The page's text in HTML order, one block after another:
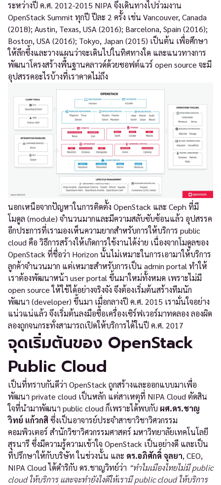
ระหว่างปี ค.ศ. 2012-2015 NIPA จึงเดินทางไปร่วมงาน
OpenStack Summit ทุกปี ปีละ 2 ครั้ง เช่น Vancouver, Canada
(2018); Austin, Texas, USA (2016); Barcelona, Spain (2016);
Boston, USA (2016); Tokyo, Japan (2015) เป็นต้น เพื่อศึกษา
ให้ลึกซึ้งและวางแผนว่าจะเดินไปในทิศทางใด และแนวทางการ
พัฒนาโครงสร้างพื้นฐานคลาวด์ด้วยซอฟต์แวร์ open source จะมี
อุปสรรคอะไรบ้างที่เราคาดไม่ถึง
นอกเหนือจากปัญหาในการติดตั้ง OpenStack และ Ceph ที่มี
โมดูล (module) จำนวนมากและมีความสลับซับซ้อนแล้ว อุปสรรค
อีกประการที่เรามองเห็นความยากสำหรับการให้บริการ public
cloud คือ วิธีการสร้างให้เกิดการใช้งานได้ง่าย เนื่องจากโมดูลของ
OpenStack ที่ชื่อว่า Horizon นั้นไม่เหมาะในการเอามาให้บริการ
ลูกค้าจำนวนมาก แต่เหมาะสำหรับการเป็น admin portal ทำให้
เราต้องพัฒนาหน้า user portal ขึ้นมาใหม่ทั้งหมด เพราะไม่มี
open source ให้ใช้ได้อย่างจริงจัง จึงต้องเริ่มต้นสร้างทีมนัก
พัฒนา (developer) ขึ้นมา เมื่อกลางปี ค.ศ. 2015 เรามั่นใจอย่าง
แน่วแน่แล้ว จึงเริ่มต้นลงมือซื้อเครื่องเซิร์ฟเวอร์มาทดลอง ลองผิด
ลองถูกจนกระทั่งสามารถเปิดให้บริการได้ในปี ค.ศ. 2017
จุดเริ่มต้นของ OpenStack
Public Cloud
เป็นที่ทราบกันดีว่า OpenStack ถูกสร้างและออกแบบมาเพื่อ
พัฒนา private cloud เป็นหลัก แต่สาเหตุที่ NIPA Cloud ตัดสิน
ใจที่นำมาพัฒนา public cloud ก็เพราะได้พบกับ ผศ.ดร.ชาญ
วิทย์ แก้วกสิ ซึ่งเป็นอาจารย์ประจำสาขาวิชาวิศวกรรม
คอมพิวเตอร์ สำนักวิชาวิศวกรรมศาสตร์ มหาวิทยาลัยเทคโนโลยี
สุรนารี ซึ่งมีความรู้ความเข้าใจ OpenStack เป็นอย่างดี และเป็น
ที่ปรึกษาให้กับบริษัท ในช่วงนั้น และ ดร.อภิศักดิ์ จุลยา, CEO,
NIPA Cloud ได้ดำริกับ ดร.ชาญวิทย์ว่า “ทำไมเมืองไทยไม่มี public
cloud ให้บริการ และจะทำยังไงดีให้เรามี public cloud ให้บริการ